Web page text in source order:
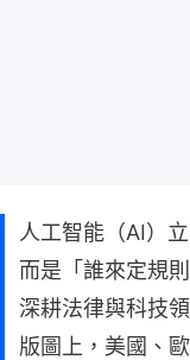
人工智能（AI）
而是「誰來定規
深耕法律與科技
版圖上，美國、